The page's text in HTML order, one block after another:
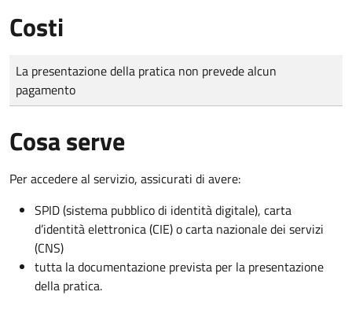
Costi
Tipo di pagamento
Importo
La presentazione della pratica non prevede alcun
pagamento
Cosa serve
Per accedere al servizio, assicurati di avere:
SPID (sistema pubblico di identità digitale), carta
d’identità elettronica (CIE) o carta nazionale dei servizi
(CNS)
tutta la documentazione prevista per la presentazione
della pratica.